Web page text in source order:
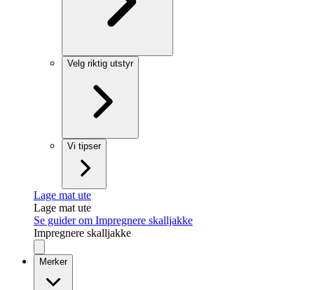
Velg riktig utstyr
Vi tipser
Lage mat ute
Lage mat ute
Se guider om Impregnere skalljakke
Impregnere skalljakke
Merker